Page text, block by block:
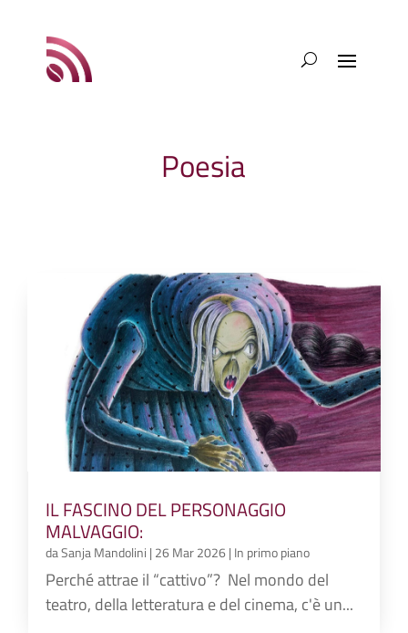
Poesia
IL FASCINO DEL PERSONAGGIO
MALVAGGIO:
daSanja Mandolini | 26 Mar 2026| In primo piano
Perché attrae il “cattivo”? Nel mondo del
teatro, della letteratura e del cinema, c'è un...